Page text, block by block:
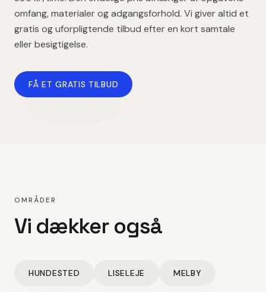
omfang, materialer og adgangsforhold. Vi giver altid et
gratis og uforpligtende tilbud efter en kort samtale
eller besigtigelse.
FÅ ET GRATIS TILBUD
OMRÅDER
Vi dækker også
HUNDESTED LISELEJE MELBY